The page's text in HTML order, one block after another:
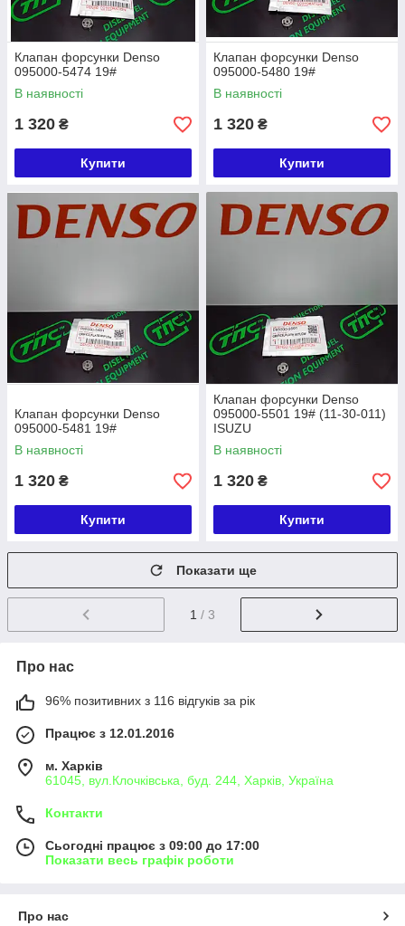
Клапан форсунки Denso
095000-5474 19#
В наявності
1 320 ₴
Купити
Клапан форсунки Denso
095000-5480 19#
В наявності
1 320 ₴
Купити
Клапан форсунки Denso
095000-5481 19#
В наявності
1 320 ₴
Купити
Клапан форсунки Denso
095000-5501 19# (11-30-011)
ISUZU
В наявності
1 320 ₴
Купити
Показати ще
1 / 3
Про нас
96% позитивних з 116 відгуків за рік
Працює з 12.01.2016
м. Харків
61045, вул.Клочківська, буд. 244, Харків, Україна
Контакти
Сьогодні працює з 09:00 до 17:00
Показати весь графік роботи
Про нас